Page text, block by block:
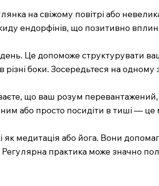
на свіжому повітрі або
ендорфінів, що позитивно
Це допоможе структурувати
боки. Зосередьтеся на
що ваш розум перевантажений,
або просто посидіти в тиші —
як медитація або йога. Вони
практика може значно